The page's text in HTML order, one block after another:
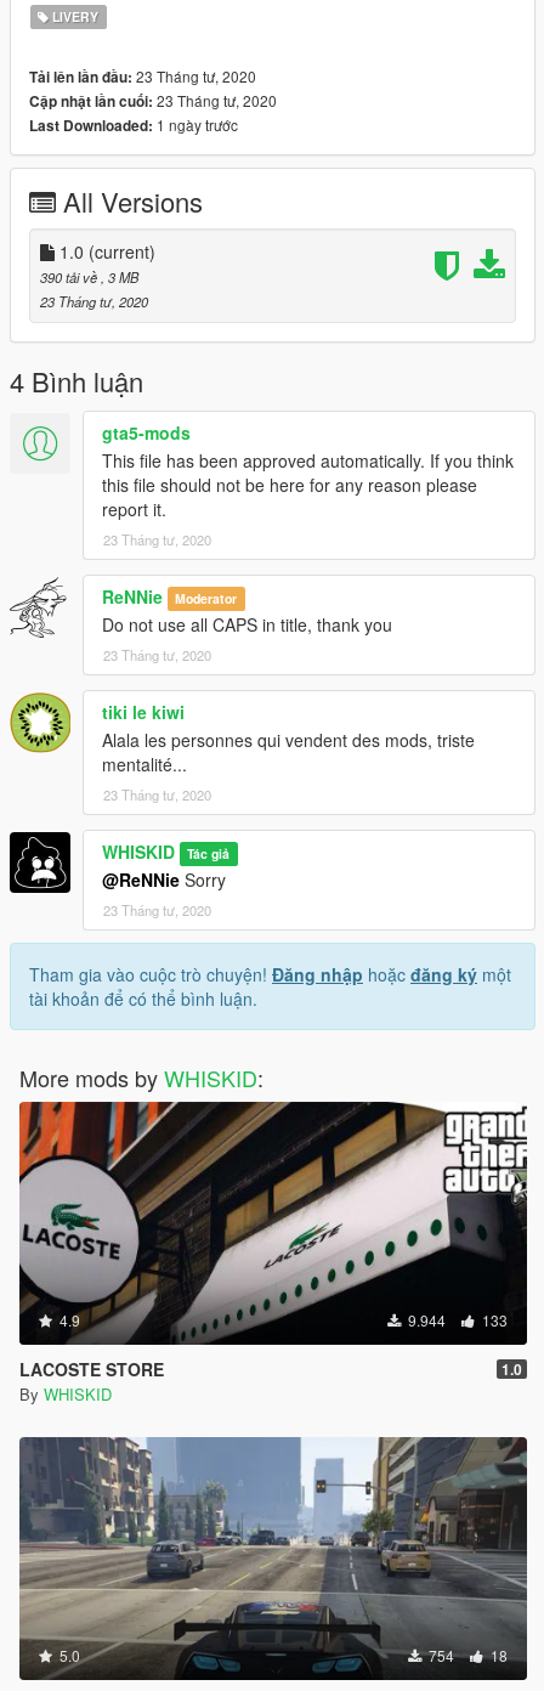
LIVERY
Tải lên lần đầu: 23 Tháng tư, 2020
Cập nhật lần cuối: 23 Tháng tư, 2020
Last Downloaded: 1 ngày trước
All Versions
1.0 (current)
390 tải về , 3 MB
23 Tháng tư, 2020
4 Bình luận
gta5-mods
This file has been approved automatically. If you think
this file should not be here for any reason please
report it.
23 Tháng tư, 2020
ReNNie Moderator
Do not use all CAPS in title, thank you
23 Tháng tư, 2020
tiki le kiwi
Alala les personnes qui vendent des mods, triste
mentalité...
23 Tháng tư, 2020
WHISKID Tác giả
@ReNNie Sorry
23 Tháng tư, 2020
Tham gia vào cuộc trò chuyện! Đăng nhập hoặc đăng ký một
tài khoản để có thể bình luận.
More mods byWHISKID:
4.9 9.944 133
LACOSTE STORE 1.0
By WHISKID
5.0 754 18